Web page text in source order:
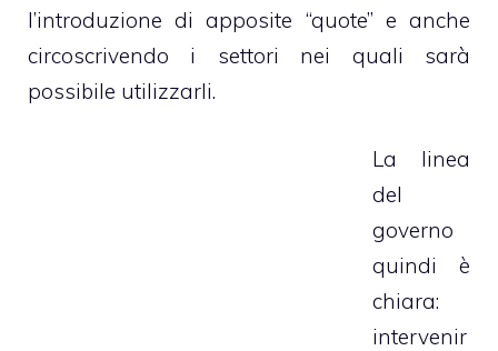
l’introduzione di apposite “quote” e anche
circoscrivendo i settori nei quali sarà
possibile utilizzarli.
La linea
del
governo
quindi è
chiara:
intervenir